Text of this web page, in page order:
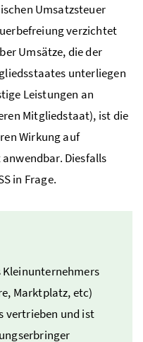
Umsatzsteuer
verzichtet
Umsätze, die der
unterliegen
Leistungen an
Mitgliedstaat), ist die
Wirkung auf
Diesfalls
in Frage.
Kleinunternehmers
, Marktplatz,etc)
vertrieben und ist